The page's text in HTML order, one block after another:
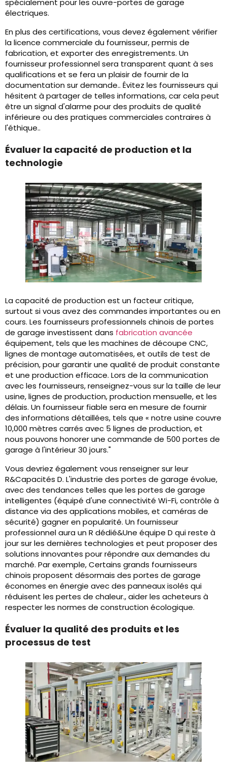
spécialement pour les ouvre-portes de garage
électriques.
En plus des certifications, vous devez également vérifier
la licence commerciale du fournisseur, permis de
fabrication, et exporter des enregistrements. Un
fournisseur professionnel sera transparent quant à ses
qualifications et se fera un plaisir de fournir de la
documentation sur demande.. Évitez les fournisseurs qui
hésitent à partager de telles informations, car cela peut
être un signal d'alarme pour des produits de qualité
inférieure ou des pratiques commerciales contraires à
l'éthique..
Évaluer la capacité de production et la
technologie
La capacité de production est un facteur critique,
surtout si vous avez des commandes importantes ou en
cours. Les fournisseurs professionnels chinois de portes
de garage investissent dans fabrication avancée
équipement, tels que les machines de découpe CNC,
lignes de montage automatisées, et outils de test de
précision, pour garantir une qualité de produit constante
et une production efficace. Lors de la communication
avec les fournisseurs, renseignez-vous sur la taille de leur
usine, lignes de production, production mensuelle, et les
délais. Un fournisseur fiable sera en mesure de fournir
des informations détaillées, tels que « notre usine couvre
10,000 mètres carrés avec 5 lignes de production, et
nous pouvons honorer une commande de 500 portes de
garage à l'intérieur 30 jours."
Vous devriez également vous renseigner sur leur
R&Capacités D. L'industrie des portes de garage évolue,
avec des tendances telles que les portes de garage
intelligentes (équipé d'une connectivité Wi-Fi, contrôle à
distance via des applications mobiles, et caméras de
sécurité) gagner en popularité. Un fournisseur
professionnel aura un R dédié&Une équipe D qui reste à
jour sur les dernières technologies et peut proposer des
solutions innovantes pour répondre aux demandes du
marché. Par exemple, Certains grands fournisseurs
chinois proposent désormais des portes de garage
économes en énergie avec des panneaux isolés qui
réduisent les pertes de chaleur., aider les acheteurs à
respecter les normes de construction écologique.
Évaluer la qualité des produits et les
processus de test